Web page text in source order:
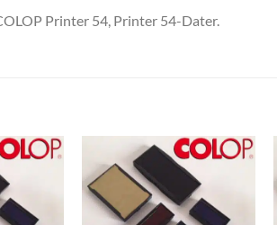
Printer 54, Printer 54-Dater.
Añadir a
Favoritos
Añadir a
Favoritos